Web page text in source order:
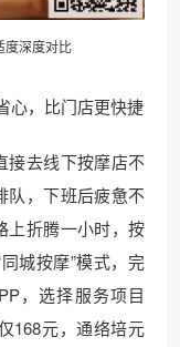
度深度对比
心，比门店更快捷
接去线下按摩店不
队，下班后疲惫不
上折腾一小时，按
城按摩”模式，完
，选择服务项目
168元，通络培元